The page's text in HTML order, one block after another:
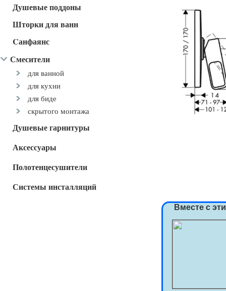
Душевые поддоны
Шторки для ванн
Cанфаянс
Смесители
для ванной
для кухни
для биде
скрытого монтажа
Душевые гарнитуры
Аксессуары
Полотенцесушители
Системы инсталляций
Вместе с